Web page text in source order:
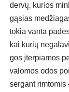
der­vų, ku­rios
gą­sias
to­kia van­ta
kai ku­rių
gos įter­pia­mos
va­lo­mos odos
ser­gant